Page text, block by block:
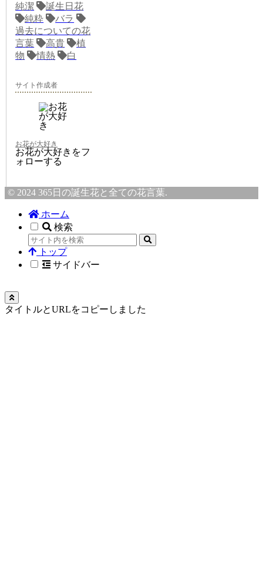
純潔
誕生日花
純粋
バラ
過去についての花
言葉
高貴
植
物
情熱 白
サイト作成者
お花が大好き
お花が大好きをフ
ォローする
© 2024 365日の誕生花と全ての花言葉.
ホーム
検索
トップ
サイドバー
タイトルとURLをコピーしました